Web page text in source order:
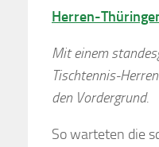
Herren-
Mit einem
Tischtennis-
den Vordergrund.
So warteten die